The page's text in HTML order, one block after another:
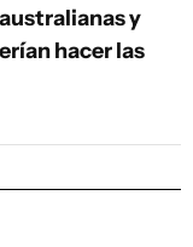
y
hacer las